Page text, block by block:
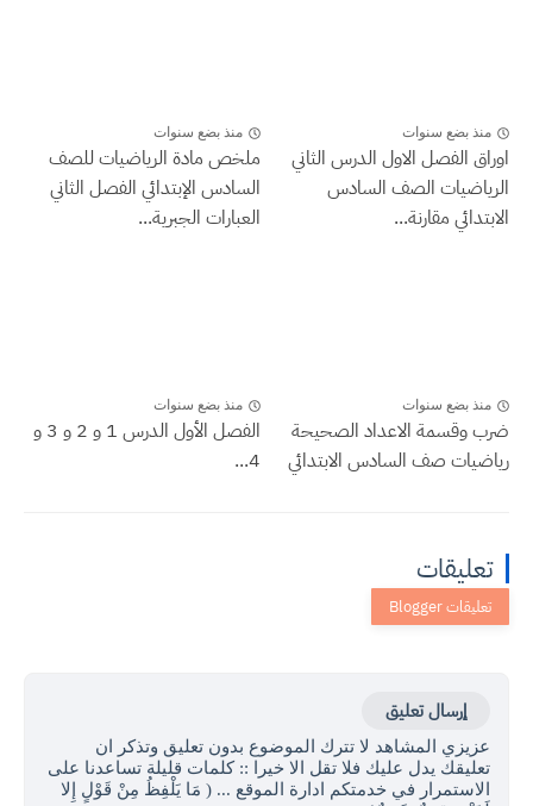
منذ بضع سنوات
اوراق الفصل الاول الدرس الثاني
الرياضيات الصف السادس
الابتدائي مقارنة...
منذ بضع سنوات
ملخص مادة الرياضيات للصف
السادس الإبتدائي الفصل الثاني
العبارات الجبرية...
منذ بضع سنوات
ضرب وقسمة الاعداد الصحيحة
رياضيات صف السادس الابتدائي
منذ بضع سنوات
الفصل الأول الدرس 1 و 2 و 3 و
4...
تعليقات
إرسال تعليق
عزيزي المشاهد لا تترك الموضوع بدون تعليق وتذكر ان
تعليقك يدل عليك فلا تقل الا خيرا :: كلمات قليلة تساعدنا على
الاستمرار في خدمتكم ادارة الموقع ... ( مَا يَلْفِظُ مِنْ قَوْلٍ إِلا